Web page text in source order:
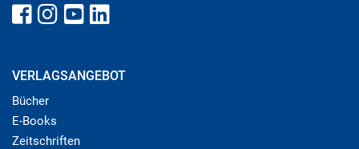
VERLAGSANGEBOT
Bücher
E-Books
Zeitschriften